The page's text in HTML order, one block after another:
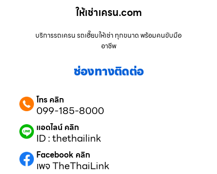
ให้เช่าเครน.com
บริการรถเครน รถเฮี๊ยบให้เช่า ทุกขนาด พร้อมคนขับมือ
อาชีพ
ช่องทางติดต่อ
โทร คลิก
099-185-8000
แอดไลน์ คลิก
ID : thethailink
Facebook คลิก
เพจ TheThaiLink